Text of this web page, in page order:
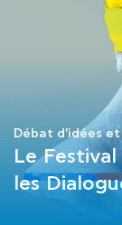
Débat d'idées
Le
les